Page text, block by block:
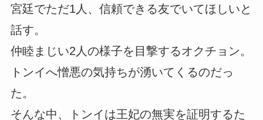
宮廷でただ1人、信頼できる友でいてほしいと
話す。
仲睦まじい2人の様子を目撃するオクチョン。
トンイへ憎悪の気持ちが湧いてくるのだっ
た。
そんな中、トンイは王妃の無実を証明するた